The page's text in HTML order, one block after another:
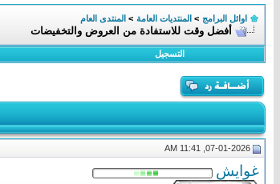
اوائل البرامج > المنتديات العامة > المنتدى العام
أفضل وقت للاستفادة من العروض والتخفيضات
التسجيل
غوايش